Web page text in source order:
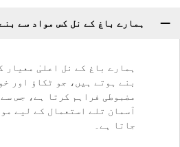
ہمارے باغ کے نل کس مواد سے
ہمارے باغ کے نل اعلیٰ معیار
بنے ہوتے ہیں، جو ٹکاؤ اور
مضبوطی فراہم کرتا ہے، جس
آسمان تلے استعمال کے لیے
جاتا ہے۔